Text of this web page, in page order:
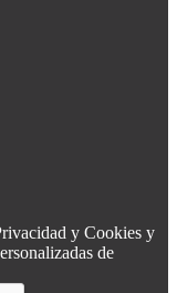
y Cookies y
de